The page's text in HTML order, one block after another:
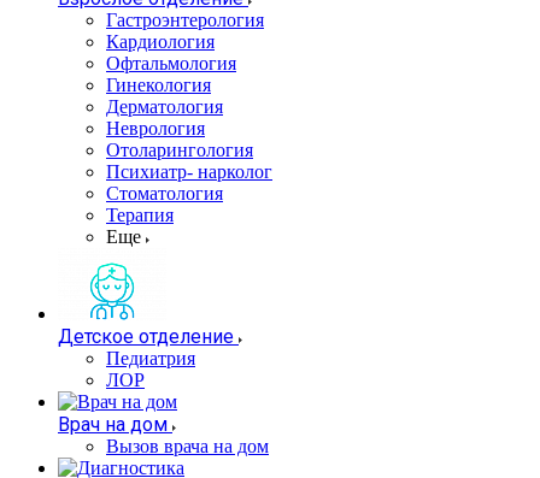
Гастроэнтерология
Кардиология
Офтальмология
Гинекология
Дерматология
Неврология
Отоларингология
Психиатр- нарколог
Стоматология
Терапия
Еще
Детское отделение
Педиатрия
ЛОР
Врач на дом
Вызов врача на дом